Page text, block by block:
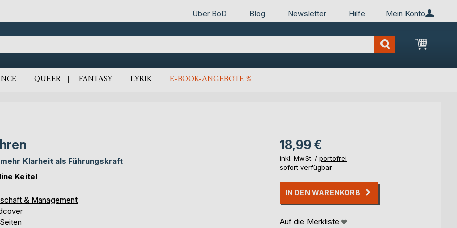
Mein Konto
Über BoD Blog Newsletter Hilfe
Mein
QUEER FANTASY LYRIK E-BOOK-ANGEBOTE %
Klarheit als Führungskraft
Keitel
& Management
18,99 €
inkl. MwSt. / portofrei
sofort verfügbar
IN DEN WARENKORB
Auf die Merkliste